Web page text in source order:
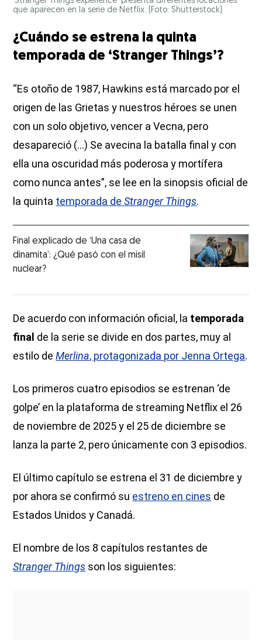
que aparecen en la serie de Netflix. (Foto: Shutterstock)
¿Cuándo se estrena la quinta
temporada de ‘Stranger Things’?
“Es otoño de 1987, Hawkins está marcado por el
origen de las Grietas y nuestros héroes se unen
con un solo objetivo, vencer a Vecna, pero
desapareció (...) Se avecina la batalla final y con
ella una oscuridad más poderosa y mortífera
como nunca antes”, se lee en la sinopsis oficial de
la quinta temporada deStranger Things.
Final explicado de ‘Una casa de
dinamita’: ¿Qué pasó con el misil
nuclear?
De acuerdo con información oficial, la temporada
final de la serie se divide en dos partes, muy al
estilo deMerlina, protagonizada por Jenna Ortega.
Los primeros cuatro episodios se estrenan ‘de
golpe’ en la plataforma de streaming Netflix el 26
de noviembre de 2025 y el 25 de diciembre se
lanza la parte 2, pero únicamente con 3 episodios.
El último capítulo se estrena el 31 de diciembre y
por ahora se confirmó su estreno en cines de
Estados Unidos y Canadá.
El nombre de los 8 capítulos restantes de
Stranger Things son los siguientes: